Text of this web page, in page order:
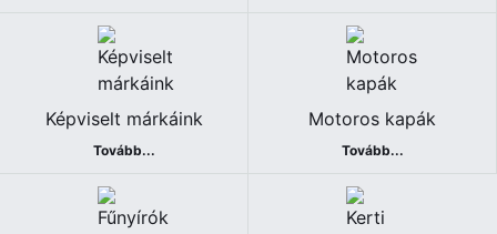
Képviselt márkáink
Tovább...
Motoros kapák
Tovább...